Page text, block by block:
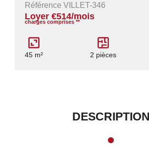
Référence VILLET-346
Loyer €514/mois
charges comprises **
45 m² 2 pièces
DESCRIPTION